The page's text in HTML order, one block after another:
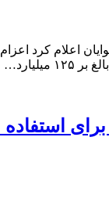
استفاده